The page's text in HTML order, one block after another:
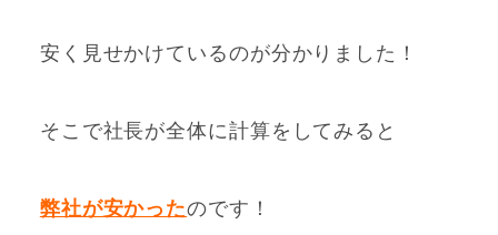
安く見せかけているのが分かりました！
そこで社長が全体に計算をしてみると
弊社が安かったのです！